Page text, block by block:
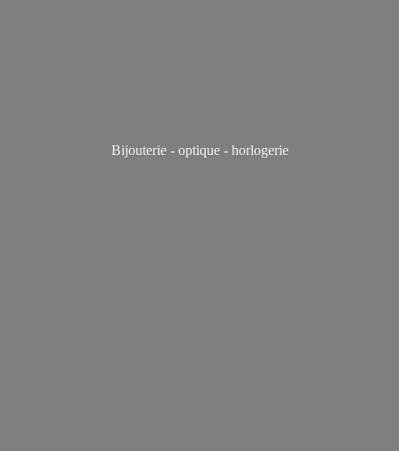
Bijouterie - optique - horlogerie